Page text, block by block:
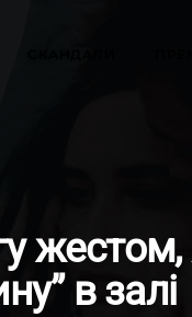
жестом,
в залі